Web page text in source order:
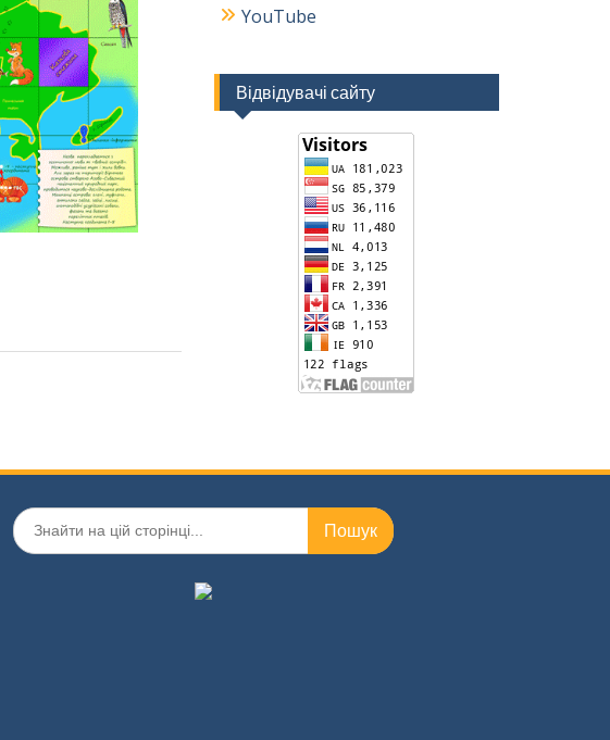
YouTube
Відвідувачі сайту
Шукати: